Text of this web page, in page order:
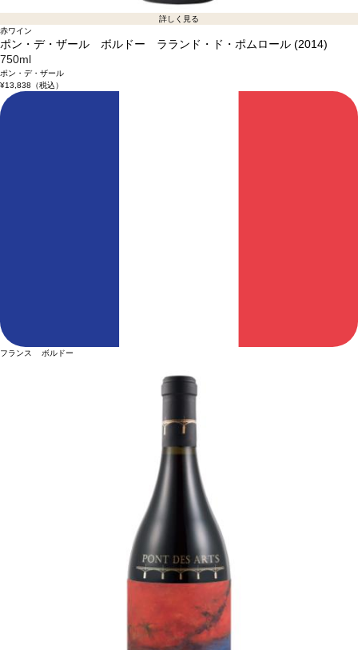
詳しく見る
赤ワイン
ポン・デ・ザール ボルドー ラランド・ド・ポムロール (2014)
750ml
ポン・デ・ザール
¥13,838 （税込）
フランス ボルドー